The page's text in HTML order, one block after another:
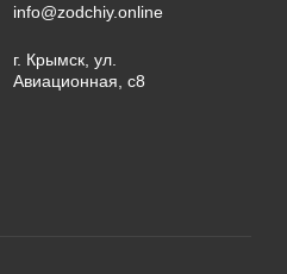
info@zodchiy.online
г. Крымск, ул.
Авиационная, с8